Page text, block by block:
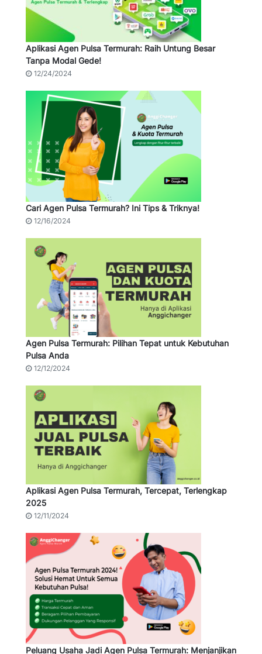
Aplikasi Agen Pulsa Termurah: Raih Untung Besar
Tanpa Modal Gede!
12/24/2024
Cari Agen Pulsa Termurah? Ini Tips & Triknya!
12/16/2024
Agen Pulsa Termurah: Pilihan Tepat untuk Kebutuhan
Pulsa Anda
12/12/2024
Aplikasi Agen Pulsa Termurah, Tercepat, Terlengkap
2025
12/11/2024
Peluang Usaha Jadi Agen Pulsa Termurah: Menjanjikan